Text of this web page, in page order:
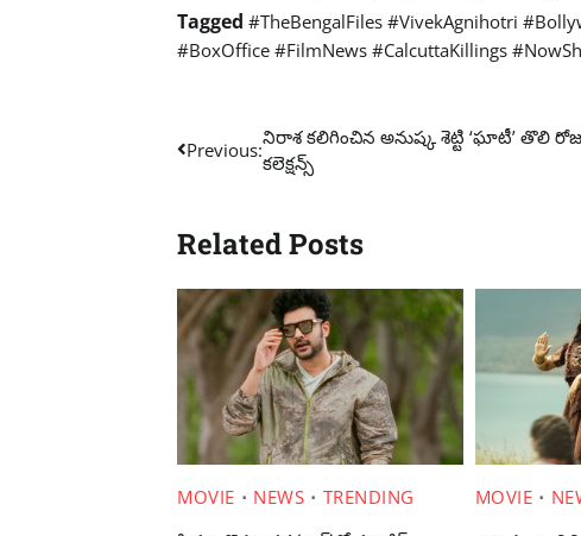
Tagged#TheBengalFiles #VivekAgnihotri
#BoxOffice #FilmNews #CalcuttaKillings
Post
navigation
Previous:
నిరాశ కలిగించిన అనుష్క శెట్టి ‘ఘాటీ’ తొలి
కలెక్షన్స్
Related Posts
MOVIE NEWS
TRENDING
MOVIE